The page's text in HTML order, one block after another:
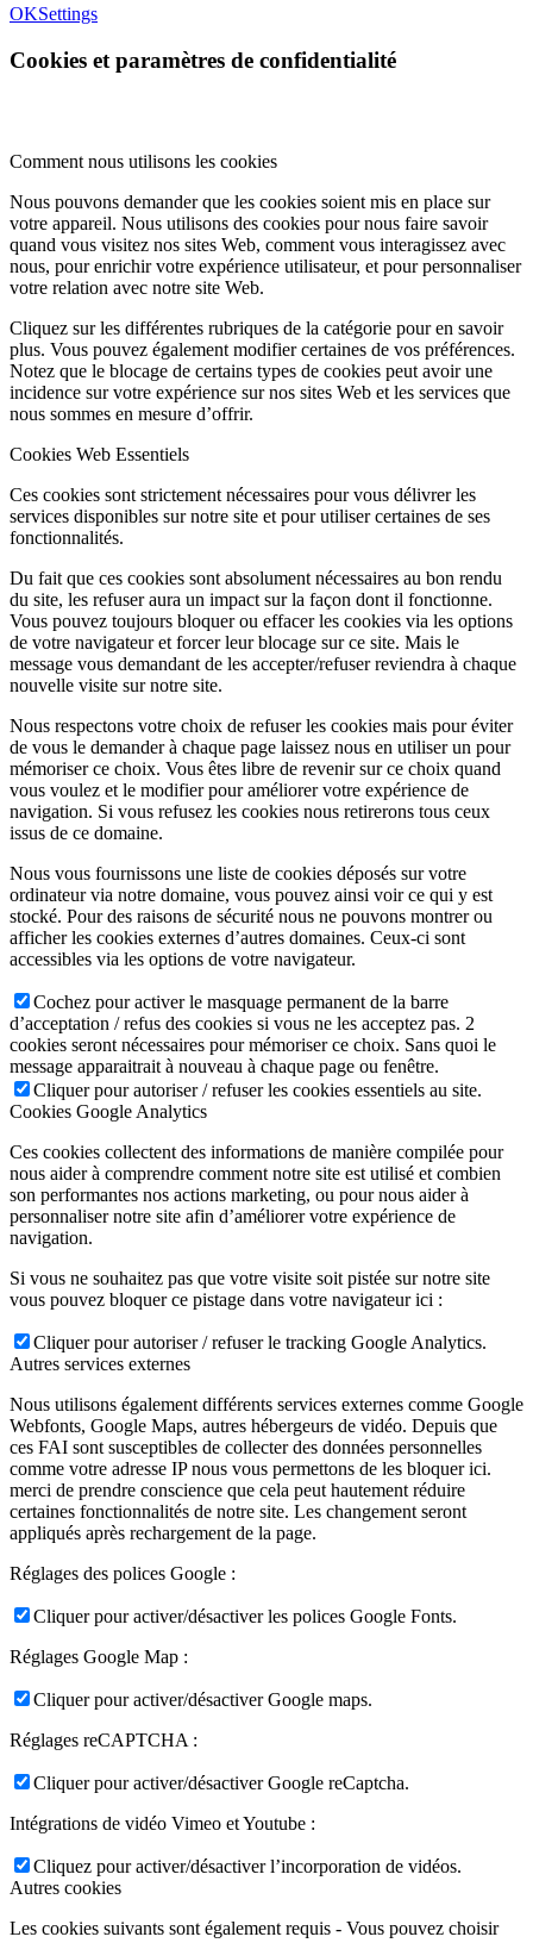
OKSettings
Cookies et paramètres de confidentialité
Comment nous utilisons les cookies
Nous pouvons demander que les cookies soient mis en place sur
votre appareil. Nous utilisons des cookies pour nous faire savoir
quand vous visitez nos sites Web, comment vous interagissez avec
nous, pour enrichir votre expérience utilisateur, et pour personnaliser
votre relation avec notre site Web.
Cliquez sur les différentes rubriques de la catégorie pour en savoir
plus. Vous pouvez également modifier certaines de vos préférences.
Notez que le blocage de certains types de cookies peut avoir une
incidence sur votre expérience sur nos sites Web et les services que
nous sommes en mesure d’offrir.
Cookies Web Essentiels
Ces cookies sont strictement nécessaires pour vous délivrer les
services disponibles sur notre site et pour utiliser certaines de ses
fonctionnalités.
Du fait que ces cookies sont absolument nécessaires au bon rendu
du site, les refuser aura un impact sur la façon dont il fonctionne.
Vous pouvez toujours bloquer ou effacer les cookies via les options
de votre navigateur et forcer leur blocage sur ce site. Mais le
message vous demandant de les accepter/refuser reviendra à chaque
nouvelle visite sur notre site.
Nous respectons votre choix de refuser les cookies mais pour éviter
de vous le demander à chaque page laissez nous en utiliser un pour
mémoriser ce choix. Vous êtes libre de revenir sur ce choix quand
vous voulez et le modifier pour améliorer votre expérience de
navigation. Si vous refusez les cookies nous retirerons tous ceux
issus de ce domaine.
Nous vous fournissons une liste de cookies déposés sur votre
ordinateur via notre domaine, vous pouvez ainsi voir ce qui y est
stocké. Pour des raisons de sécurité nous ne pouvons montrer ou
afficher les cookies externes d’autres domaines. Ceux-ci sont
accessibles via les options de votre navigateur.
Cochez pour activer le masquage permanent de la barre
d’acceptation / refus des cookies si vous ne les acceptez pas. 2
cookies seront nécessaires pour mémoriser ce choix. Sans quoi le
message apparaitrait à nouveau à chaque page ou fenêtre.
Cliquer pour autoriser / refuser les cookies essentiels au site.
Cookies Google Analytics
Ces cookies collectent des informations de manière compilée pour
nous aider à comprendre comment notre site est utilisé et combien
son performantes nos actions marketing, ou pour nous aider à
personnaliser notre site afin d’améliorer votre expérience de
navigation.
Si vous ne souhaitez pas que votre visite soit pistée sur notre site
vous pouvez bloquer ce pistage dans votre navigateur ici :
Cliquer pour autoriser / refuser le tracking Google Analytics.
Autres services externes
Nous utilisons également différents services externes comme Google
Webfonts, Google Maps, autres hébergeurs de vidéo. Depuis que
ces FAI sont susceptibles de collecter des données personnelles
comme votre adresse IP nous vous permettons de les bloquer ici.
merci de prendre conscience que cela peut hautement réduire
certaines fonctionnalités de notre site. Les changement seront
appliqués après rechargement de la page.
Réglages des polices Google :
Cliquer pour activer/désactiver les polices Google Fonts.
Réglages Google Map :
Cliquer pour activer/désactiver Google maps.
Réglages reCAPTCHA :
Cliquer pour activer/désactiver Google reCaptcha.
Intégrations de vidéo Vimeo et Youtube :
Cliquez pour activer/désactiver l’incorporation de vidéos.
Autres cookies
Les cookies suivants sont également requis - Vous pouvez choisir